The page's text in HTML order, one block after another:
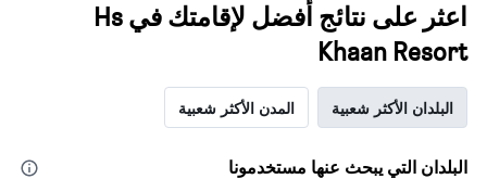
اعثر على نتائج أفضل لإقامتك في Hs
Khaan Resort
البلدان الأكثر شعبية المدن الأكثر شعبية
البلدان التي يبحث عنها مستخدمونا